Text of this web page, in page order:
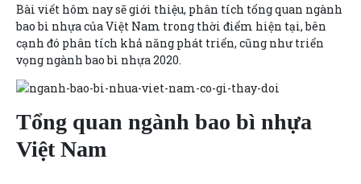
Bài viết hôm nay sẽ giới thiệu, phân tích tổng quan ngành
bao bì nhựacủa Việt Nam trong thời điểm hiện tại, bên
cạnh đó phân tích khả năng phát triển, cũng nhưtriển
vọng ngành bao bì nhựa 2020.
Tổng quan ngành bao bì nhựa
Việt Nam